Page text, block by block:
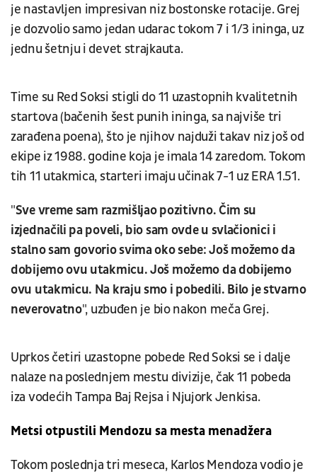
je nastavljen impresivan niz bostonske rotacije. Grej
je dozvolio samo jedan udarac tokom 7 i 1/3 ininga, uz
jednu šetnju i devet strajkauta.
Time su Red Soksi stigli do 11 uzastopnih kvalitetnih
startova (bačenih šest punih ininga, sa najviše tri
zarađena poena), što je njihov najduži takav niz još od
ekipe iz 1988. godine koja je imala 14 zaredom. Tokom
tih 11 utakmica, starteri imaju učinak 7-1 uz ERA 1.51.
"Sve vreme sam razmišljao pozitivno. Čim su
izjednačili pa poveli, bio sam ovde u svlačionici i
stalno sam govorio svima oko sebe: Još možemo da
dobijemo ovu utakmicu. Još možemo da dobijemo
ovu utakmicu. Na kraju smo i pobedili. Bilo je stvarno
neverovatno", uzbuđen je bio nakon meča Grej.
Uprkos četiri uzastopne pobede Red Soksi se i dalje
nalaze na poslednjem mestu divizije, čak 11 pobeda
iza vodećih Tampa Baj Rejsa i Njujork Jenkisa.
Metsi otpustili Mendozu sa mesta menadžera
Tokom poslednja tri meseca, Karlos Mendoza vodio je